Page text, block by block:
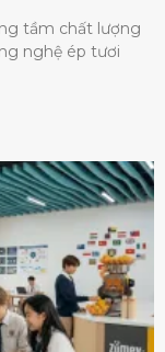
tầm chất lượng
nghệ ép tươi